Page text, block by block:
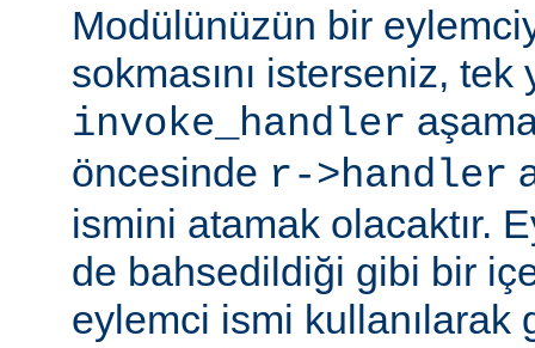
Modülünüzün bir
sokmasını isterseniz, tek
invoke_handler
öncesinde r->handler
ismini atamak olacaktır.
de bahsedildiği gibi bir
eylemci ismi kullanılarak